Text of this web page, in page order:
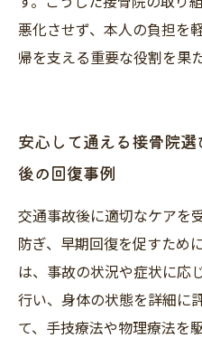
悪化させず、本人の負担を
帰を支える重要な役割を果
安心して通える接骨院
後の回復事例
交通事故後に適切なケアを
防ぎ、早期回復を促すため
は、事故の状況や症状に応
行い、身体の状態を詳細に
て、手技療法や物理療法を